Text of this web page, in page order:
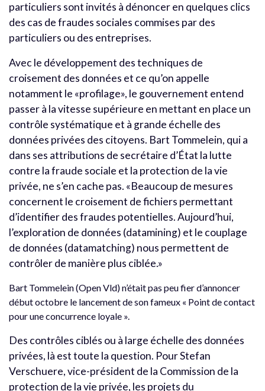
particuliers sont invités à dénoncer en quelques clics
des cas de fraudes sociales commises par des
particuliers ou des entreprises.
Avec le développement des techniques de
croisement des données et ce qu’on appelle
notamment le «profilage», le gouvernement entend
passer à la vitesse supérieure en mettant en place un
contrôle systématique et à grande échelle des
données privées des citoyens. Bart Tommelein, qui a
dans ses attributions de secrétaire d’État la lutte
contre la fraude sociale et la protection de la vie
privée, ne s’en cache pas. «Beaucoup de mesures
concernent le croisement de fichiers permettant
d’identifier des fraudes potentielles. Aujourd’hui,
l’exploration de données (datamining) et le couplage
de données (datamatching) nous permettent de
contrôler de manière plus ciblée.»
Bart Tommelein (Open Vld) n’était pas peu fier d’annoncer
début octobre le lancement de son fameux « Point de contact
pour une concurrence loyale ».
Des contrôles ciblés ou à large échelle des données
privées, là est toute la question. Pour Stefan
Verschuere, vice-président de la Commission de la
protection de la vie privée, les projets du